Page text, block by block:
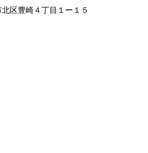
区豊崎４丁目１ー１５